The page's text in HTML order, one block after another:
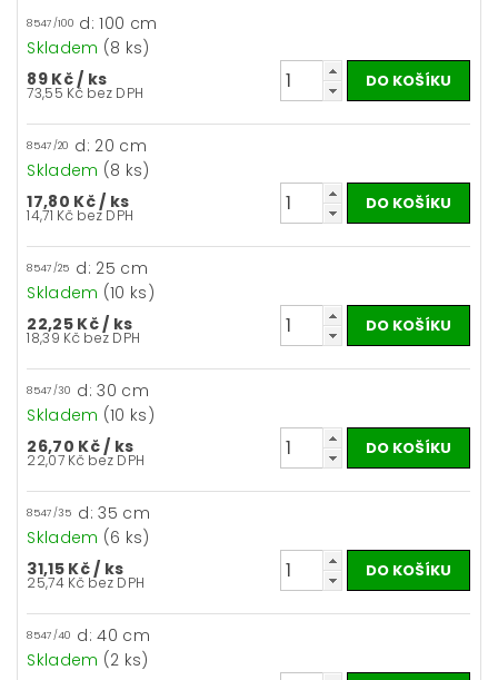
8547/100 d: 100 cm
Skladem (8 ks)
89 Kč/ ks
73,55 Kč bez DPH
8547/20 d: 20 cm
Skladem (8 ks)
17,80 Kč/ ks
14,71 Kč bez DPH
8547/25 d: 25 cm
Skladem (10 ks)
22,25 Kč/ ks
18,39 Kč bez DPH
8547/30 d: 30 cm
Skladem (10 ks)
26,70 Kč/ ks
22,07 Kč bez DPH
8547/35 d: 35 cm
Skladem (6 ks)
31,15 Kč/ ks
25,74 Kč bez DPH
8547/40 d: 40 cm
Skladem (2 ks)